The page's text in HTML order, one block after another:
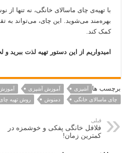
با تهیه‌ی چای ماسالای خانگی، نه تنها
بهره‌مند می‌شوید. این چای، می‌تواند به
کمک کند.
امیدواریم از این دستور تهیه لذت
برچسب ها آشپزی آموزش آشپزی
چای ماسالای خانگی
دمنوش روش تهیه
قبلی
فلافل خانگی پفکی و خوشمزه در
کمترین زمان!